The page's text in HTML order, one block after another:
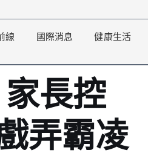
線 國際消息 健康生活
長控
弄霸凌